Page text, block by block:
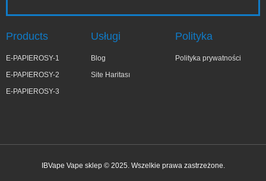
Products
E-PAPIEROSY-1
E-PAPIEROSY-2
E-PAPIEROSY-3
Usługi
Blog
Site Haritası
Polityka
Polityka prywatności
IBVape Vape sklep © 2025. Wszelkie prawa zastrzeżone.